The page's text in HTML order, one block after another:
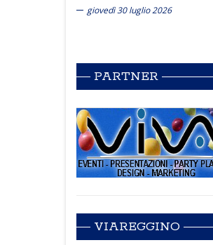
giovedì 30 luglio 2026
PARTNER
VIAREGGINO